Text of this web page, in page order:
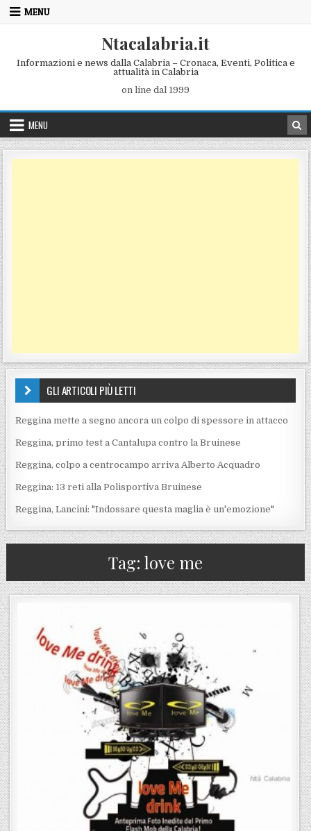
Skip to content
MENU
Ntacalabria.it
Informazioni e news dalla Calabria – Cronaca, Eventi, Politica e
attualità in Calabria
on line dal 1999
MENU
GLI ARTICOLI PIÙ LETTI
Reggina mette a segno ancora un colpo di spessore in attacco
Reggina, primo test a Cantalupa contro la Bruinese
Reggina, colpo a centrocampo arriva Alberto Acquadro
Reggina: 13 reti alla Polisportiva Bruinese
Reggina, Lancini: "Indossare questa maglia è un'emozione"
Tag: love me